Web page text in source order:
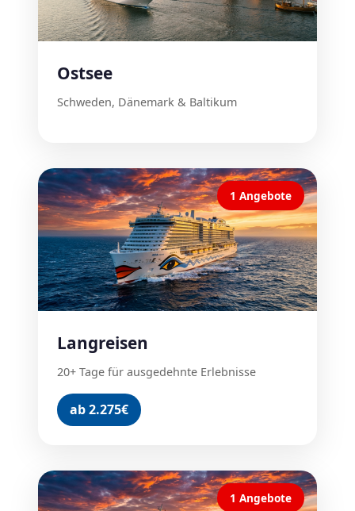
Ostsee
Schweden, Dänemark & Baltikum
1 Angebote
Langreisen
20+ Tage für ausgedehnte Erlebnisse
ab 2.275€
1 Angebote